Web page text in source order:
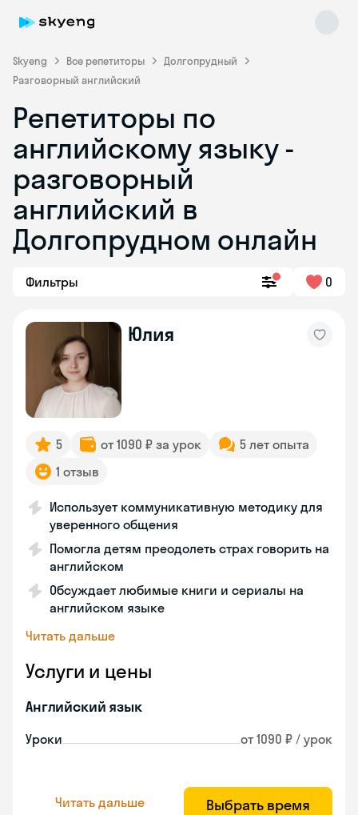
Skyeng Все репетиторы
Долгопрудный
Разговорный английский
Репетиторы по
английскому языку -
разговорный
английский в
Долгопрудном онлайн
Фильтры 0
Юлия
5 от 1090 ₽ за урок
5 лет опыта
1 отзыв
Использует коммуникативную методику для
уверенного общения
Помогла детям преодолеть страх говорить на
английском
Обсуждает любимые книги и сериалы на
английском языке
Читать дальше
Услуги и цены
Английский язык
Уроки от 1090 ₽ / урок
Читать дальше Выбрать время
Skyeng Chat